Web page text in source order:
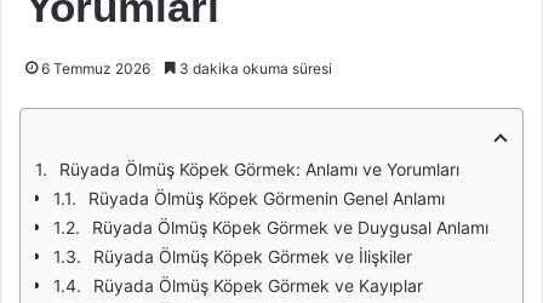
6 Temmuz 2026 3 dakika okuma süresi
Rüyada Ölmüş Köpek Görmek: Anlamı ve Yorumları
Rüyada Ölmüş Köpek Görmenin Genel Anlamı
Rüyada Ölmüş Köpek Görmek ve Duygusal Anlamı
Rüyada Ölmüş Köpek Görmek ve İlişkiler
Rüyada Ölmüş Köpek Görmek ve Kayıplar